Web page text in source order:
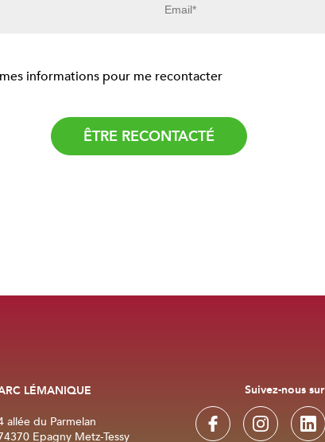
informations pour me recontacter
LÉMANIQUE
allée du Parmelan
Epagny Metz-Tessy
Suivez-nous sur